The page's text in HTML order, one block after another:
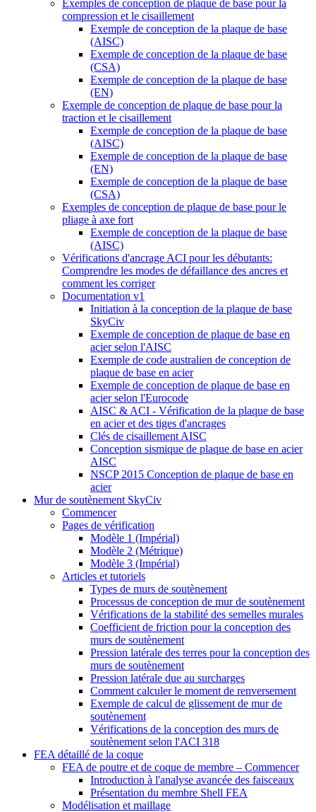
Exemples de conception de plaque de base pour la
compression et le cisaillement
Exemple de conception de la plaque de base
(AISC)
Exemple de conception de la plaque de base
(CSA)
Exemple de conception de la plaque de base
(EN)
Exemple de conception de plaque de base pour la
traction et le cisaillement
Exemple de conception de la plaque de base
(AISC)
Exemple de conception de la plaque de base
(EN)
Exemple de conception de la plaque de base
(CSA)
Exemples de conception de plaque de base pour le
pliage à axe fort
Exemple de conception de la plaque de base
(AISC)
Vérifications d'ancrage ACI pour les débutants:
Comprendre les modes de défaillance des ancres et
comment les corriger
Documentation v1
Initiation à la conception de la plaque de base
SkyCiv
Exemple de conception de plaque de base en
acier selon l'AISC
Exemple de code australien de conception de
plaque de base en acier
Exemple de conception de plaque de base en
acier selon l'Eurocode
AISC & ACI - Vérification de la plaque de base
en acier et des tiges d'ancrages
Clés de cisaillement AISC
Conception sismique de plaque de base en acier
AISC
NSCP 2015 Conception de plaque de base en
acier
Mur de soutènement SkyCiv
Commencer
Pages de vérification
Modèle 1 (Impérial)
Modèle 2 (Métrique)
Modèle 3 (Impérial)
Articles et tutoriels
Types de murs de soutènement
Processus de conception de mur de soutènement
Vérifications de la stabilité des semelles murales
Coefficient de friction pour la conception des
murs de soutènement
Pression latérale des terres pour la conception des
murs de soutènement
Pression latérale due au surcharges
Comment calculer le moment de renversement
Exemple de calcul de glissement de mur de
soutènement
Vérifications de la conception des murs de
soutènement selon l'ACI 318
FEA détaillé de la coque
FEA de poutre et de coque de membre – Commencer
Introduction à l'analyse avancée des faisceaux
Présentation du membre Shell FEA
Modélisation et maillage